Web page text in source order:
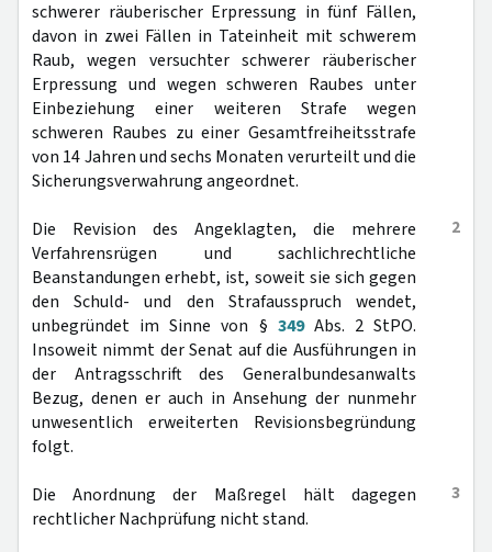
schwerer räuberischer Erpressung in fünf Fällen,
davon in zwei Fällen in Tateinheit mit schwerem
Raub, wegen versuchter schwerer räuberischer
Erpressung und wegen schweren Raubes unter
Einbeziehung einer weiteren Strafe wegen
schweren Raubes zu einer Gesamtfreiheitsstrafe
von 14 Jahren und sechs Monaten verurteilt und die
Sicherungsverwahrung angeordnet.
2
Die Revision des Angeklagten, die mehrere
Verfahrensrügen und sachlichrechtliche
Beanstandungen erhebt, ist, soweit sie sich gegen
den Schuld- und den Strafausspruch wendet,
unbegründet im Sinne von § 349Abs. 2 StPO.
Insoweit nimmt der Senat auf die Ausführungen in
der Antragsschrift des Generalbundesanwalts
Bezug, denen er auch in Ansehung der nunmehr
unwesentlich erweiterten Revisionsbegründung
folgt.
3
Die Anordnung der Maßregel hält dagegen
rechtlicher Nachprüfung nicht stand.